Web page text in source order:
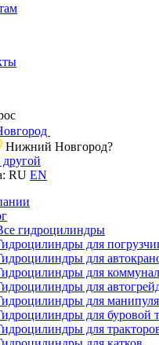
Нижний Новгород?
RU EN
гидроцилиндры
для
для
для
для
для
для буровой
для